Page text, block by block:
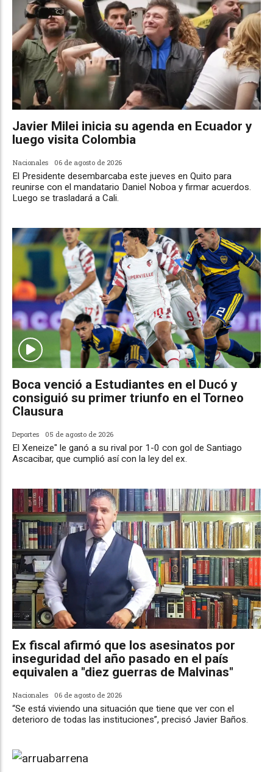
Javier Milei inicia su agenda en Ecuador y
luego visita Colombia
Nacionales 06 de agosto de 2026
El Presidente desembarcaba este jueves en Quito para
reunirse con el mandatario Daniel Noboa y firmar acuerdos.
Luego se trasladará a Cali.
Boca venció a Estudiantes en el Ducó y
consiguió su primer triunfo en el Torneo
Clausura
Deportes 05 de agosto de 2026
El Xeneize" le ganó a su rival por 1-0 con gol de Santiago
Ascacibar, que cumplió así con la ley del ex.
Ex fiscal afirmó que los asesinatos por
inseguridad del año pasado en el país
equivalen a "diez guerras de Malvinas"
Nacionales 06 de agosto de 2026
“Se está viviendo una situación que tiene que ver con el
deterioro de todas las instituciones”, precisó Javier Baños.